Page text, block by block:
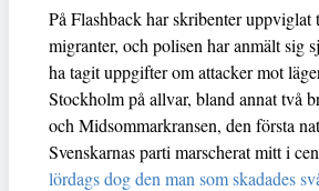
På Flashback har skribenter
migranter, och polisen har anmält sig
ha tagit uppgifter om attacker mot
Stockholm på allvar, bland annat två
och Midsommarkransen, den första
Svenskarnas parti marscherat mitt i
lördags dog den man som skadades